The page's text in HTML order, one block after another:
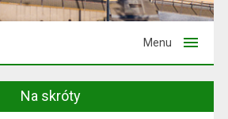
Menu
Na skróty